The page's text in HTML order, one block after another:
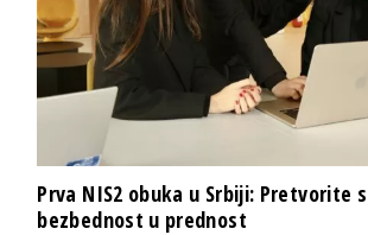
Prva NIS2 obuka u Srbiji: Pretvorite
bezbednost u prednost